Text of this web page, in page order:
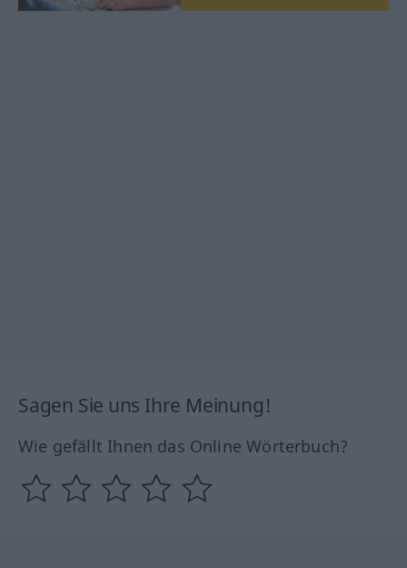
Sagen Sie uns Ihre Meinung!
Wie gefällt Ihnen das Online Wörterbuch?